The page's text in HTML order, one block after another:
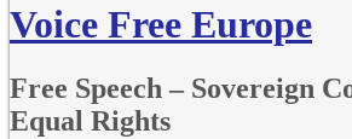
Voice Free Europe
Free Speech – Sovereign
Equal Rights